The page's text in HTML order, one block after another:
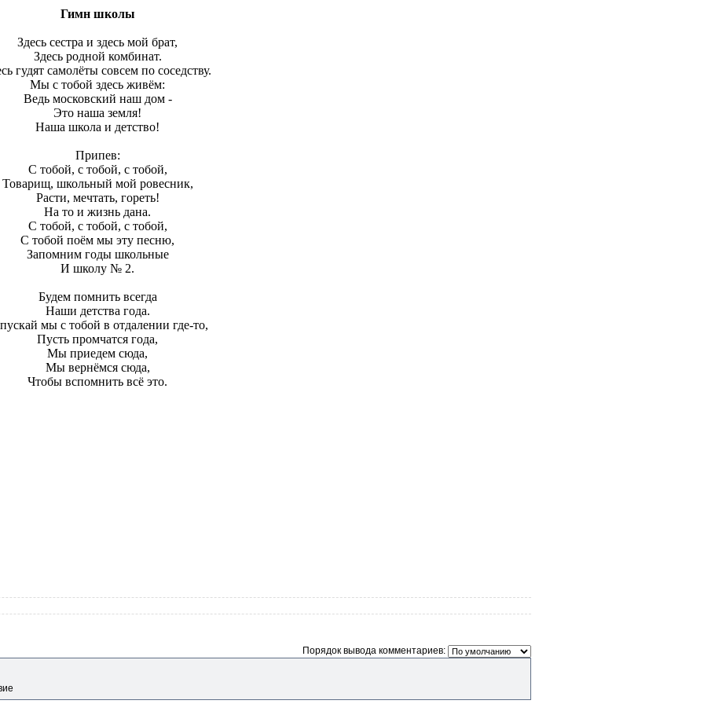
Гимн школы
Здесь сестра и здесь мой брат,
Здесь родной комбинат.
гудят самолёты совсем по соседству.
Мы с тобой здесь живём:
Ведь московский наш дом -
Это наша земля!
Наша школа и детство!
Припев:
С тобой, с тобой, с тобой,
Товарищ, школьный мой ровесник,
Расти, мечтать, гореть!
На то и жизнь дана.
С тобой, с тобой, с тобой,
С тобой поём мы эту песню,
Запомним годы школьные
И школу № 2.
Будем помнить всегда
Наши детства года.
мы с тобой в отдалении где-то,
Пусть промчатся года,
Мы приедем сюда,
Мы вернёмся сюда,
Чтобы вспомнить всё это.
Порядок вывода комментариев: